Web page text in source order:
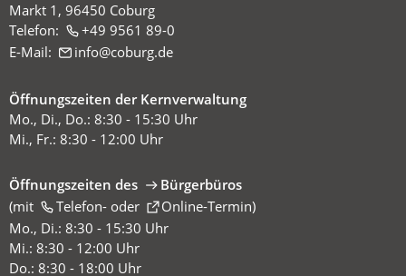
Markt 1, 96450 Coburg
Telefon:
+49 9561 89-0
E-Mail:
info coburg de
Öffnungszeiten der Kernverwaltung
Mo., Di., Do.: 8:30 - 15:30 Uhr
Mi., Fr.: 8:30 - 12:00 Uhr
Öffnungszeiten des
Bürgerbüros
(mit
Telefon-oder Online-Termin
(Öffnet
in
einem
neuen
)
Mo., Di.: 8:30 - 15:30 Uhr
Mi.: 8:30 - 12:00 Uhr
Do.: 8:30 - 18:00 Uhr